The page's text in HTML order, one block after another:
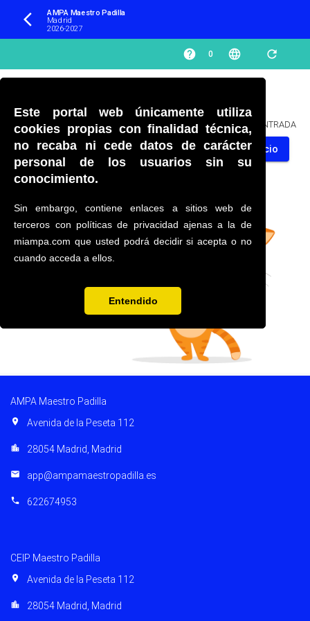
Este portal web únicamente utiliza
cookies propias con finalidad técnica,
no recaba ni cede datos de carácter
personal de los usuarios sin su
conocimiento.
Sin embargo, contiene enlaces a sitios web de
terceros con políticas de privacidad ajenas a la de
miampa.com que usted podrá decidir si acepta o no
cuando acceda a ellos.
Entendido
arrow_back_ios Madrid
2026-2027
help 0 language refresh
PÁGINA NO ENCONTRADA
Volver al inicio
AMPA Maestro Padilla
location_on Avenida de la Peseta 112
location_city 28054 Madrid, Madrid
email app@ampamaestropadilla.es
phone 622674953
CEIP Maestro Padilla
location_on Avenida de la Peseta 112
location_city 28054 Madrid, Madrid